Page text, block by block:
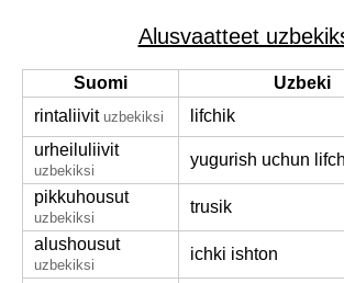
Alusvaatteet
Suomi
Uzbeki
rintaliivit uzbekiksi
lifchik
urheiluliivit
uzbekiksi
yugurish uchun
pikkuhousut
uzbekiksi
trusik
alushousut
uzbekiksi
ichki ishton